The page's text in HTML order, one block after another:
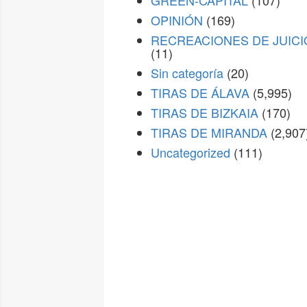
OPINIÓN (169)
RECREACIONES DE
(11)
Sin categoría (20)
TIRAS DE ÁLAVA (5,995)
TIRAS DE BIZKAIA (170)
TIRAS DE MIRANDA
Uncategorized (111)